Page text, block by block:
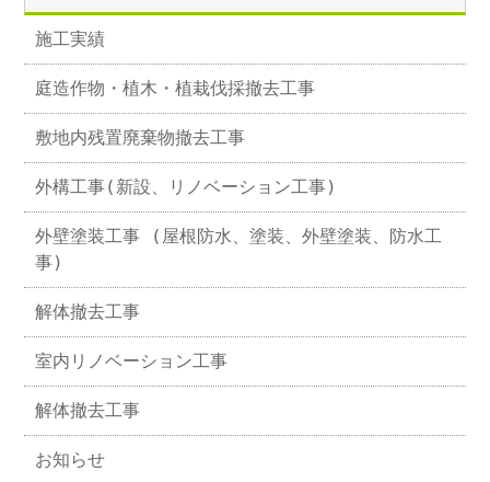
施工実績
庭造作物・植木・植栽伐採撤去工事
敷地内残置廃棄物撤去工事
外構工事(新設、リノベーション工事)
外壁塗装工事 (屋根防水、塗装、外壁塗装、防水工
事)
解体撤去工事
室内リノベーション工事
解体撤去工事
お知らせ